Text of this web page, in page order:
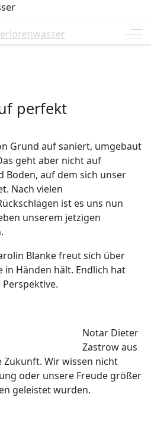
perfekt
Grund auf saniert, umgebaut
geht aber nicht auf
Boden, auf dem sich unser
Nach vielen
ist es uns nun
unserem jetzigen
Blanke freut sich über
in Händen hält. Endlich hat
Notar Dieter
Zastrow aus
Zukunft. Wir wissen nicht
oder unsere Freude größer
geleistet wurden.